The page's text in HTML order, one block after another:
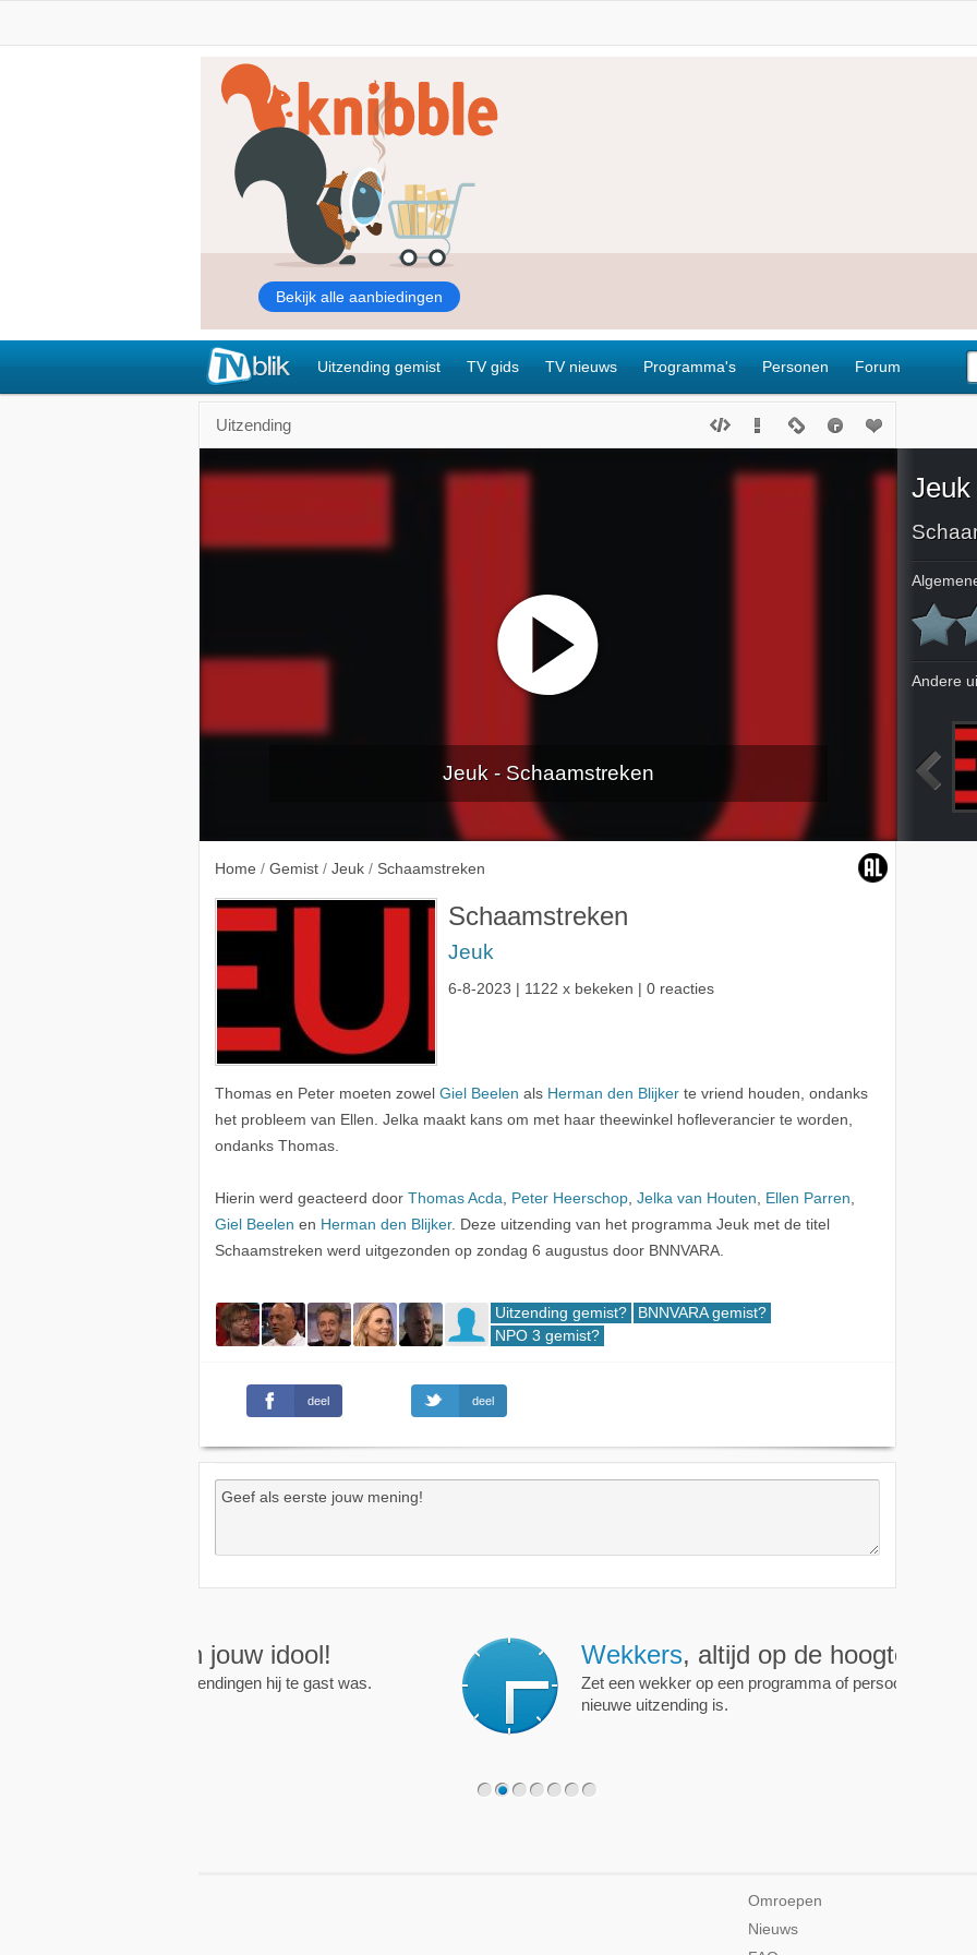
Uitzending gemist TV gids TV nieuws Programma's Personen Forum
Uitzending
Jeuk - Schaamstreken
Home / Gemist / Jeuk / Schaamstreken
Schaamstreken
Jeuk
6-8-2023 | 1122 x bekeken | 0 reacties
Thomas en Peter moeten zowel Giel Beelen als Herman den Blijker te vriend houden, ondanks
het probleem van Ellen. Jelka maakt kans om met haar theewinkel hofleverancier te worden,
ondanks Thomas.
Hierin werd geacteerd door Thomas Acda Peter Heerschop Jelka van Houten Ellen Parren
Giel Beelen en Herman den Blijker. Deze uitzending van het programma Jeuk met de titel
Schaamstreken werd uitgezonden op zondag 6 augustus door BNNVARA.
Uitzending gemist?
BNNVARA gemist?
NPO 3 gemist?
deel deel
Jeuk
Andere
De vriendin van Simon van Nick en Simon Henk Jan en de dildo
, altijd op de hoogte!
Zet een wekker op een programma of persoon en je krijgt een mailtje als er een
nieuwe uitzending is.
Omroepen
Nieuws